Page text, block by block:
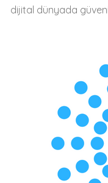
dijital dünyada